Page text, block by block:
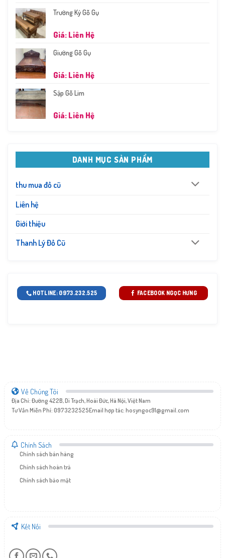
Trường Kỷ Gỗ Gụ
Giá: Liên Hệ
Giường Gỗ Gụ
Giá: Liên Hệ
Sập Gỗ Lim
Giá: Liên Hệ
DANH MỤC SẢN PHẨM
thu mua đồ cũ
Liên hệ
Giới thiệu
Thanh Lý Đồ Cũ
HOTLINE: 0973.232.525 FACEBOOK NGỌC HƯNG
Về Chúng Tôi
Địa Chỉ: Đường 422B, Di Trạch, Hoài Đức, Hà Nội, Việt Nam
Tư Vấn Miễn Phí: 0973232525Email hợp tác: hosyngoc91@gmail.com
Chính Sách
Chính sách bán hàng
Chính sách hoàn trả
Chính sách bảo mật
Kết Nối